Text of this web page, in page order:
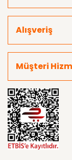
Alışveriş
Müşteri